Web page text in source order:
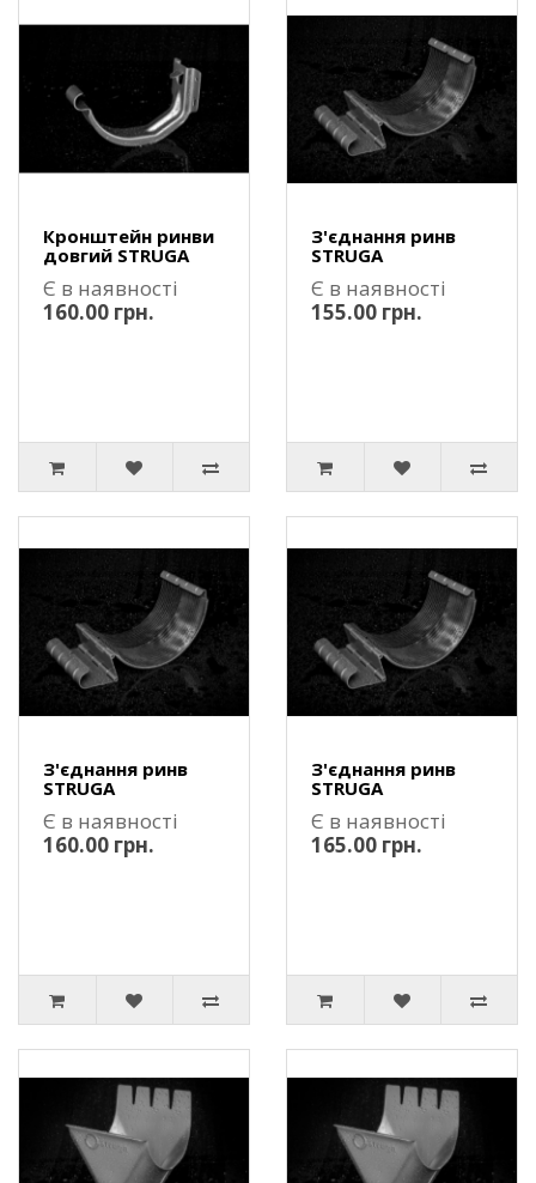
Кронштейн ринви
довгий STRUGA
Є в наявності
160.00 грн.
З'єднання ринв
STRUGA
Є в наявності
155.00 грн.
З'єднання ринв
STRUGA
Є в наявності
160.00 грн.
З'єднання ринв
STRUGA
Є в наявності
165.00 грн.